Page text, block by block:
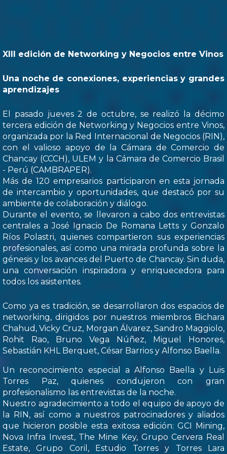
XIII edición de Networking y Negocios entre Vinos
Una noche de conexiones, experiencias y grandes
aprendizajes
El pasado jueves 2 de octubre, se realizó la décimo
tercera edición de Networking y Negocios entre Vinos,
organizada por la Red Internacional de Negocios (RIN),
con el valioso apoyo de la Cámara de Comercio de
Chancay (CCCH), ULEM y la Cámara de Comercio Brasil
- Perú (CAMBRAPER).
Más de 120 empresarios participaron en esta jornada
de intercambio y oportunidades, que destacó por su
ambiente de colaboración y diálogo.
Durante el evento, se llevaron a cabo dos entrevistas
centrales a José Ignacio De Romana Letts y Gonzalo
Ríos Polastri, quienes compartieron sus experiencias
profesionales, así como una mirada profunda sobre la
génesis y los avances del Puerto de Chancay. Sin duda,
una conversación inspiradora y enriquecedora para
todos los asistentes.
Como ya es tradición, se desarrollaron dos espacios de
networking, dirigidos por nuestros miembros Bichara
Chahud, Vicky Cruz, Morgan Álvarez, Sandro Maggiolo,
Rohit Rao, Bruno Vega Núñez, Miguel Honores,
Sebastián KHL Berquet, César Barrios y Alfonso Baella.
Un reconocimiento especial a Alfonso Baella y Luis
Torres Paz, quienes condujeron con gran
profesionalismo las entrevistas de la noche.
Nuestro agradecimiento a todo el equipo de apoyo de
la RIN, así como a nuestros patrocinadores y aliados
que hicieron posible esta exitosa edición: GCI Mining,
Nova Infra Invest, The Mine Key, Grupo Cervera Real
Estate, Grupo Coril, Estudio Torres y Torres Lara